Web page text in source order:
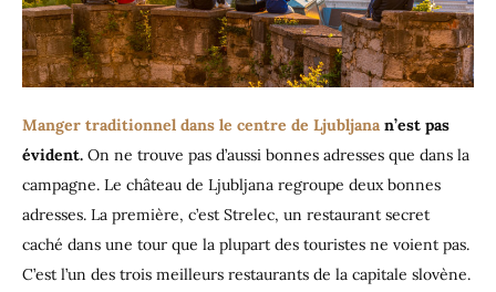
Manger traditionnel dans le centre de Ljubljana n’est pas
évident. On ne trouve pas d’aussi bonnes adresses que dans la
campagne. Le château de Ljubljana regroupe deux bonnes
adresses. La première, c’est Strelec, un restaurant secret
caché dans une tour que la plupart des touristes ne voient pas.
C’est l’un des trois meilleurs restaurants de la capitale slovène.